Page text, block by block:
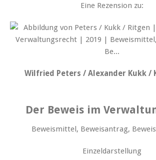
Eine Rezension zu:
Wilfried Peters / Alexander Kukk /
Der Beweis im
Beweismittel, Beweisantrag,
Einzeldarstellung